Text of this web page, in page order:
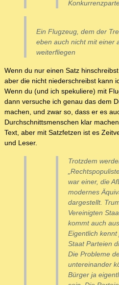
Ein Flugzeug, dem der
eben auch nicht mit einer
weiterfliegen
Wenn du nur einen Satz
aber die nicht niederschreibst kann
Wenn du (und ich spekuliere) mit
dann versuche ich genau das dem
machen, und zwar so, dass er es
Durchschnittsmenschen klar
Text, aber mit Satzfetzen ist es
und Leser.
Trotzdem
war einer, die
modernes
dargestellt.
Vereinigten
kommt auch
Eigentlich
Staat Parteien
Die Probleme
untereinander
Bürger ja